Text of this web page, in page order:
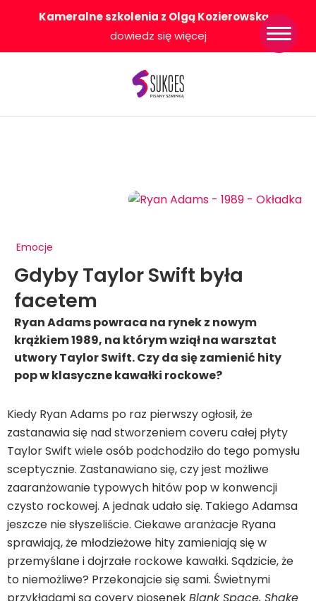
Kameralne szkolenia z Olgą Kozierowską-
dowiedz się więcej
Emocje
Gdyby Taylor Swift była
facetem
Ryan Adams powraca na rynek z nowym
krążkiem 1989, na którym wziął na warsztat
utwory Taylor Swift. Czy da się zamienić hity
pop w klasyczne kawałki rockowe?
Kiedy Ryan Adams po raz pierwszy ogłosił, że
zastanawia się nad stworzeniem coveru całej płyty
Taylor Swift wiele osób podchodziło do tego pomysłu
sceptycznie. Zastanawiano się, czy jest możliwe
zaaranżowanie typowych hitów pop w konwencji
czysto rockowej. A jednak udało się. Takiego Adamsa
jeszcze nie słyszeliście. Ciekawe aranżacje Ryana
sprawiają, że młodzieżowe hity zamieniają się w
przemyślane i dojrzałe rockowe kawałki. Sądzicie, że
to niemożliwe? Przekonajcie się sami. Świetnymi
Strona główna
Konkurs Sukces